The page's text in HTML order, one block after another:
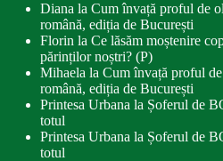
Diana la Cum învață proful de
română, ediția de București
Florin la Ce lăsăm moștenire
părinților noștri? (P)
Mihaela la Cum învață proful
română, ediția de București
Printesa Urbana la Șoferul de
totul
Printesa Urbana la Șoferul de
totul